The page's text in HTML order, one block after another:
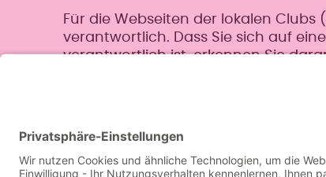
Für die Webseiten der lokalen Clubs
verantwortlich. Dass Sie sich auf
verantwortlich ist, erkennen Sie